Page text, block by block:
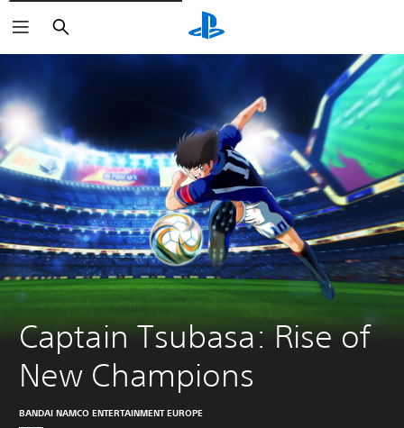
Zoeken
Captain Tsubasa: Rise of
New Champions
BANDAI NAMCO ENTERTAINMENT EUROPE